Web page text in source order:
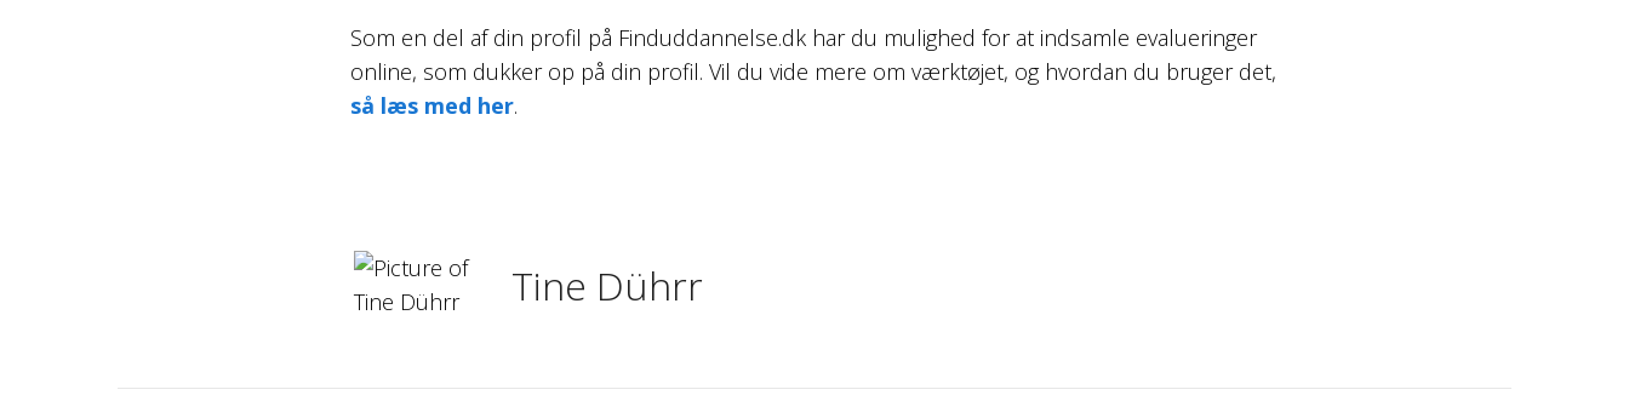
Som en del af din profil på Finduddannelse.dk har du mulighed for at indsamle evalueringer
online, som dukker op på din profil. Vil du vide mere om værktøjet, og hvordan du bruger det,
så læs med her.
Tine Dührr